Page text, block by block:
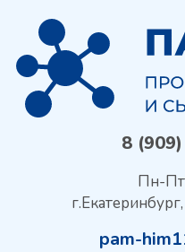
8
Пн-Пт
pam-